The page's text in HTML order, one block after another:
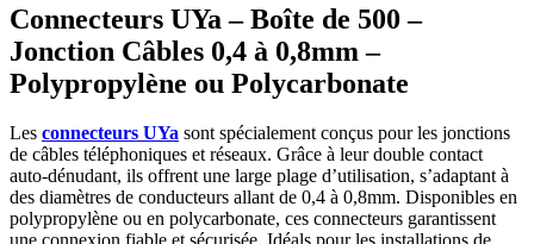
Connecteurs UYa – Boîte de 500 –
Jonction Câbles 0,4 à 0,8mm –
Polypropylène ou Polycarbonate
Les connecteurs UYa sont spécialement conçus pour les jonctions
de câbles téléphoniques et réseaux. Grâce à leur double contact
auto-dénudant, ils offrent une large plage d’utilisation, s’adaptant à
des diamètres de conducteurs allant de 0,4 à 0,8mm. Disponibles en
polypropylène ou en polycarbonate, ces connecteurs garantissent